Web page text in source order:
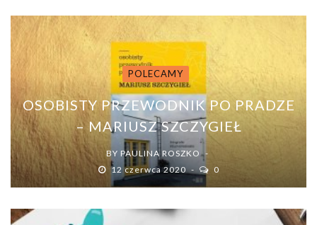
POLECAMY
OSOBISTY PRZEWODNIK PO PRADZE
– MARIUSZ SZCZYGIEŁ
BY PAULINA ROSZKO
12 czerwca 2020
0